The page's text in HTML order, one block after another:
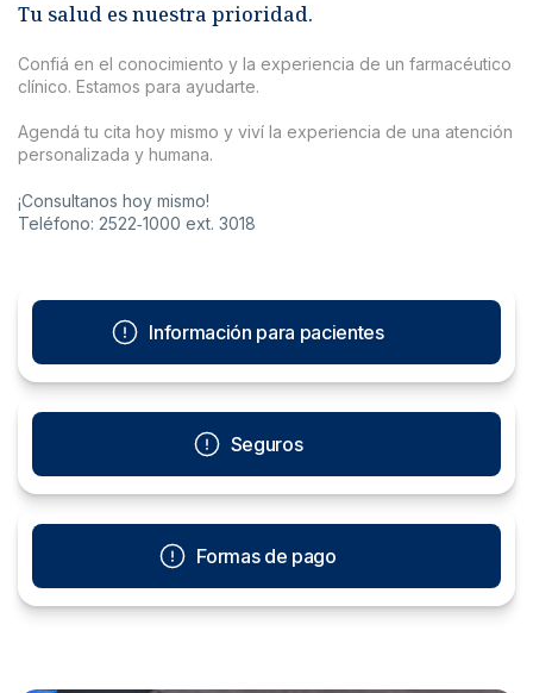
Tu salud es nuestra prioridad.
Confiá en el conocimiento y la experiencia de un farmacéutico
clínico. Estamos para ayudarte.
Agendá tu cita hoy mismo y viví la experiencia de una atención
personalizada y humana.
¡Consultanos hoy mismo!
Teléfono: 2522‑1000 ext. 3018
Información para pacientes
Seguros
Formas de pago